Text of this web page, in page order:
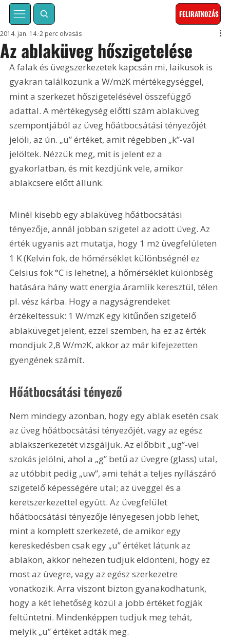
FELIRATKOZÁS
Az ablaküveg hőszigetelése
2014. jan. 14. 2 perc olvasás
A falak és üvegszerkezetek kapcsán mi, laikusok is
gyakran találkozunk a W/m2K mértékegységgel,
mint a szerkezet hőszigetelésével összefüggő
adattal. A mértékegység előtti szám ablaküveg
szempontjából az üveg hőátbocsátási tényezőjét
jelöli, az ún. „u” értéket, amit régebben „k”-val
jelöltek. Nézzük meg, mit is jelent ez a
gyakorlatban, és mit kezdjünk vele, amikor
ablakcsere előtt állunk.
Minél kisebb egy ablaküveg hőátbocsátási
tényezője, annál jobban szigetel az adott üveg. Az
érték ugyanis azt mutatja, hogy 1 m2 üvegfelületen
1 K (Kelvin fok, de hőmérséklet különbségnél ez
Celsius fok °C is lehetne), a hőmérséklet kü­lönbség
hatására hány watt energia áramlik keresztül, télen
pl. vész kárba. Hogy a nagyságrendeket
érzékeltessük: 1 W/m2K egy kitűnően szigetelő
ablaküveget jelent, ezzel szemben, ha ez az érték
mondjuk 2,8 W/m2K, akkor az már kifejezetten
gyengének számít.
Hőátbocsátási tényező
Nem mindegy azonban, hogy egy ablak esetén csak
az üveg hőátbocsátási tényezőjét, vagy az egész
ablakszerkezetét vizsgáljuk. Az előbbit „ug”-vel
szokás jelölni, ahol a „g” betű az üvegre (glass) utal,
az utóbbit pedig „uw”, ami tehát a teljes nyílászáró
szigetelő képességére utal; az üveggel és a
keretszerkezettel együtt. Az üvegfelület
hőátbocsátási tényezője lényegesen jobb lehet,
mint a komplett szerkezeté, de amikor egy
kereskedésben csak egy „u” értéket látunk az
ablakon, akkor nehezen tudjuk eldönteni, hogy ez
most az üvegre, vagy az egész szerkezetre
vonatkozik. Arra viszont bizton gyanakodhatunk,
hogy a két lehetőség közül a jobb értéket fogják
feltüntetni. Mindenképpen tudjuk meg tehát,
melyik „u” értéket adták meg.